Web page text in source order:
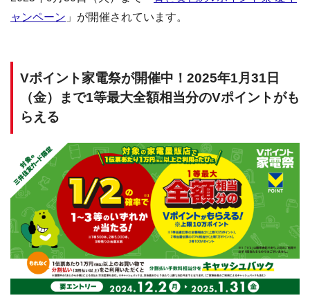
ャンペーン 」が開催されています。
Vポイント家電祭が開催中！2025年1月31日
（金）まで1等最大全額相当分のVポイントがも
らえる